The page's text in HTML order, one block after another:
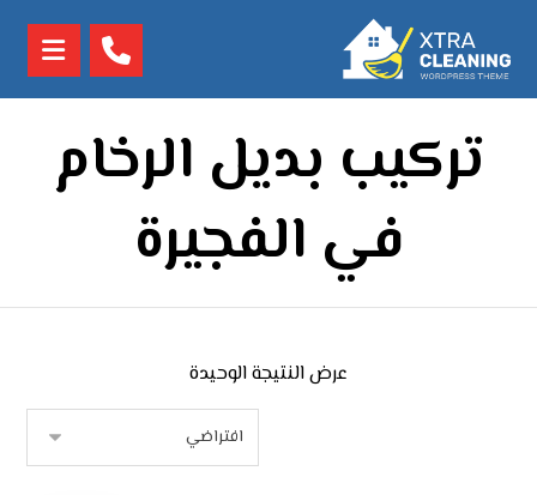
تركيب بديل الرخام
في الفجيرة
عرض النتيجة الوحيدة